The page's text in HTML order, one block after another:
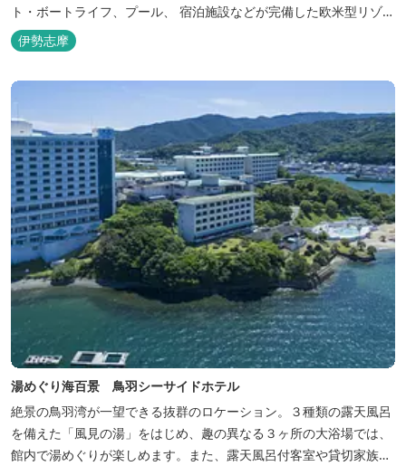
ト・ボートライフ、プール、 宿泊施設などが完備した欧米型リゾー
ト・マリーナの管理・運営を行っております。
伊勢志摩
湯めぐり海百景 鳥羽シーサイドホテル
絶景の鳥羽湾が一望できる抜群のロケーション。３種類の露天風呂
を備えた「風見の湯」をはじめ、趣の異なる３ヶ所の大浴場では、
館内で湯めぐりが楽しめます。また、露天風呂付客室や貸切家族風